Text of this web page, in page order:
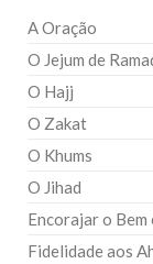
A Oração
O Jejum de
O Hajj
O Zakat
O Khums
O Jihad
Encorajar o
Fidelidade aos